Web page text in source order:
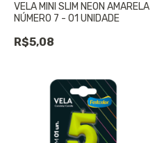
VELA MINI SLIM NEON AMARELA
NÚMERO 7 - 01 UNIDADE
R$5,08